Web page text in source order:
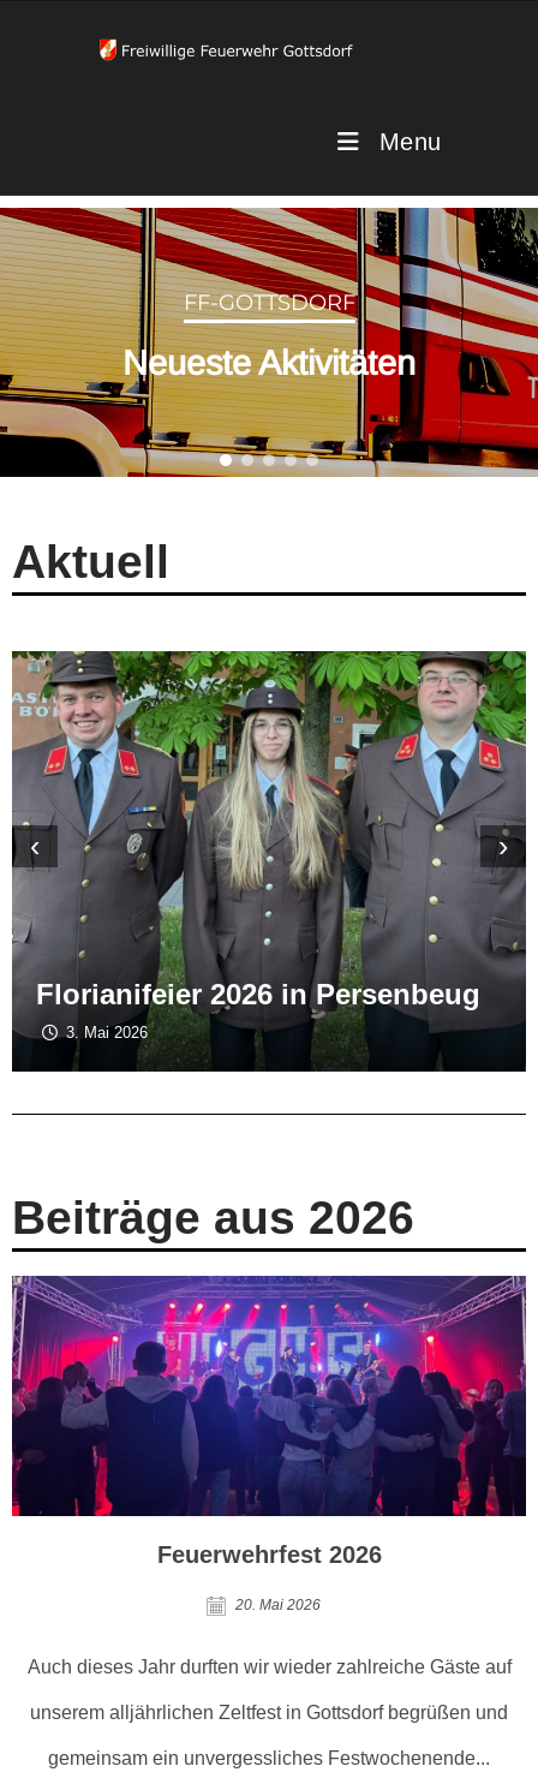
Menu
FF-GOTTSDORF
Neueste Aktivitäten
Aktuell
Florianifeier 2026 in Persenbeug
3. Mai 2026
‹ ›
Beiträge aus 2026
Feuerwehrfest 2026
20. Mai 2026
Auch dieses Jahr durften wir wieder zahlreiche Gäste auf
unserem alljährlichen Zeltfest in Gottsdorf begrüßen und
gemeinsam ein unvergessliches Festwochenende...